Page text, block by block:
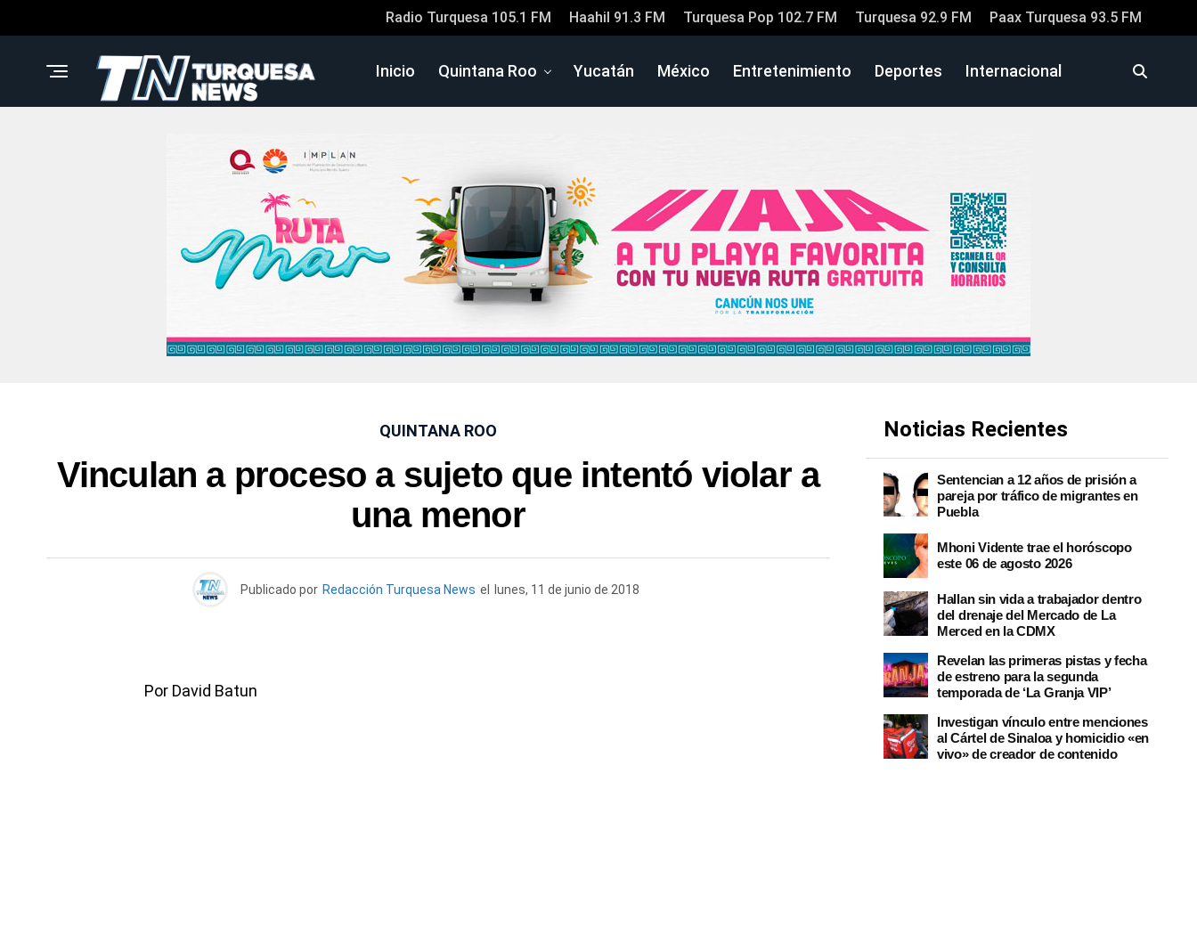
Radio Turquesa 105.1 FM Haahil 91.3 FM Turquesa Pop 102.7 FM Turquesa 92.9 FM Paax Turquesa 93.5 FM
Inicio Quintana Roo Yucatán México Entretenimiento Deportes Internacional
QUINTANA ROO
Vinculan a proceso a sujeto que intentó violar a
una menor
Publicado por Redacción Turquesa News el lunes, 11 de junio de 2018
Por David Batun
Noticias Recientes
Sentencian a 12 años de prisión a
pareja por tráfico de migrantes en
Puebla
Mhoni Vidente trae el horóscopo
este 06 de agosto 2026
Hallan sin vida a trabajador dentro
del drenaje del Mercado de La
Merced en la CDMX
Revelan las primeras pistas y fecha
de estreno para la segunda
temporada de ‘La Granja VIP’
Investigan vínculo entre menciones
al Cártel de Sinaloa y homicidio «en
vivo» de creador de contenido